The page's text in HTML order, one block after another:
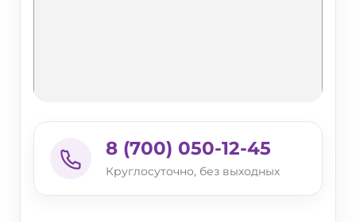
8 (700) 050-12-45
Круглосуточно, без выходных